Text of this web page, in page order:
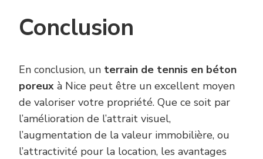
Conclusion
En conclusion, un terrain de tennis en béton
poreux à Nice peut être un excellent moyen
de valoriser votre propriété. Que ce soit par
l’amélioration de l’attrait visuel,
l’augmentation de la valeur immobilière, ou
l’attractivité pour la location, les avantages